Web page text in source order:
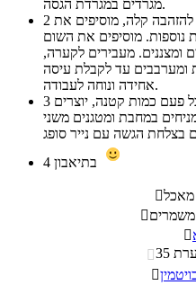
מגרדים במגרדת הגסה.
2
וממשיכים בטיגון כ- 5 דקות נוספות. מוסיפים את השום
ומצננים. מעבירים לקערה,
ומערבבים עד לקבלת עיסה
אחידה ונוחה לעבודה.
3
במחבת ומטגנים משני
4
מאכל
משמרים


